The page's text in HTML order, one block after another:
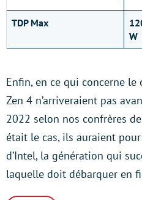
TDP Max
W
Enfin, en ce qui concerne le
Zen 4 n’arriveraient pas
2022 selon nos confrères de
était le cas, ils auraient
d’Intel, la génération qui
laquelle doit débarquer en